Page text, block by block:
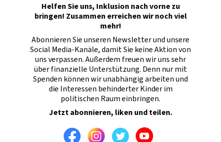
Helfen Sie uns, Inklusion nach vorne zu
bringen! Zusammen erreichen wir noch viel
mehr!
Abonnieren Sie unseren Newsletter und unsere
Social Media-Kanäle, damit Sie keine Aktion von
uns verpassen. Außerdem freuen wir uns sehr
über finanzielle Unterstützung. Denn nur mit
Spenden können wir unabhängig arbeiten und
die Interessen behinderter Kinder im
politischen Raum einbringen.
Jetzt abonnieren, liken und teilen.
FacebookInstagramTwitterYoutube